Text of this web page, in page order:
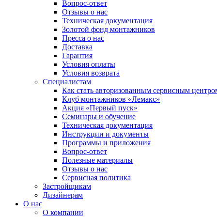
Вопрос-ответ
Отзывы о нас
Техническая документация
Золотой фонд монтажников
Пресса о нас
Доставка
Гарантия
Условия оплаты
Условия возврата
Специалистам
Как стать авторизованным сервисным
Клуб монтажников «Лемакс»
Акция «Первый пуск»
Семинары и обучение
Техническая документация
Инструкции и документы
Программы и приложения
Вопрос-ответ
Полезные материалы
Отзывы о нас
Сервисная политика
Застройщикам
Дизайнерам
О нас
О компании